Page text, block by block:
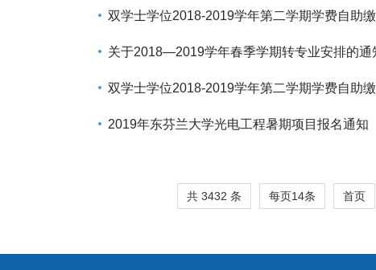
双学士学位2018-2019学年第二学期学费自助
关于2018—2019学年春季学期转专业安排的通
双学士学位2018-2019学年第二学期学费自助
2019年东芬兰大学光电工程暑期项目报名通知
共 3432 条 每页14条 首页